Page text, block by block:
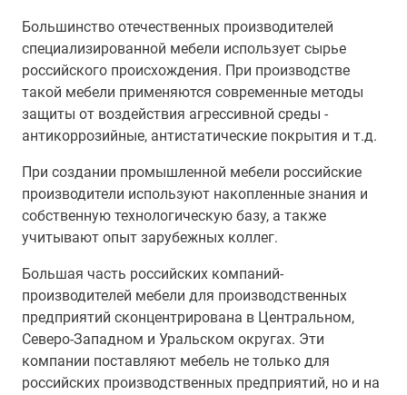
Большинство отечественных производителей
специализированной мебели использует сырье
российского происхождения. При производстве
такой мебели применяются современные методы
защиты от воздействия агрессивной среды -
антикоррозийные, антистатические покрытия и т.д.
При создании промышленной мебели российские
производители используют накопленные знания и
собственную технологическую базу, а также
учитывают опыт зарубежных коллег.
Большая часть российских компаний-
производителей мебели для производственных
предприятий сконцентрирована в Центральном,
Северо-Западном и Уральском округах. Эти
компании поставляют мебель не только для
российских производственных предприятий, но и на